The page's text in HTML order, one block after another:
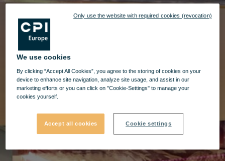
We use cookies
By clicking “Accept All Cookies”, you agree to the storing of cookies on your
device to enhance site navigation, analyze site usage, and assist in our
marketing efforts or you can click on "Cookie-Settings" to manage your
cookies yourself.
Accept all cookies Cookie settings
Only use the website with required cookies (revocation)